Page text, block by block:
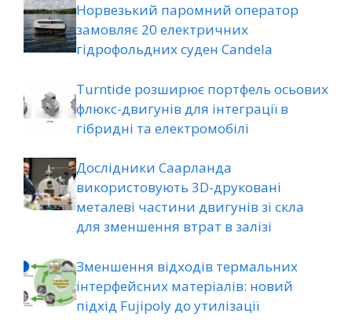
Норвезький паромний оператор
замовляє 20 електричних
гідрофольдних суден Candela
Turntide розширює портфель осьових
флюкс-двигунів для інтеграції в
гібридні та електромобілі
Дослідники Саарланда
використовують 3D-друковані
металеві частини двигунів зі скла
для зменшення втрат в залізі
Зменшення відходів термальних
інтерфейсних матеріалів: новий
підхід Fujipoly до утилізації